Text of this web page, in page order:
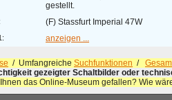
gestellt.
(F) Stassfurt Imperial 47W
anzeigen ...
/ Umfangreiche Suchfunktionen /
gezeigter Schaltbilder oder
das Online-Museum gefallen? Wie